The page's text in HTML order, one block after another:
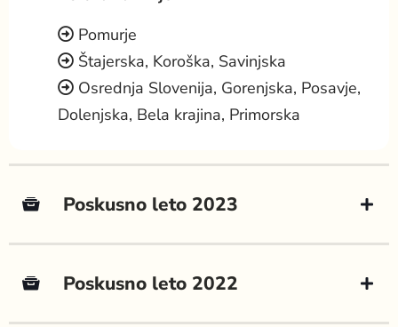
Pomurje
Štajerska, Koroška, Savinjska
Osrednja Slovenija, Gorenjska, Posavje,
Dolenjska, Bela krajina, Primorska
Poskusno leto 2023
Poskusno leto 2022